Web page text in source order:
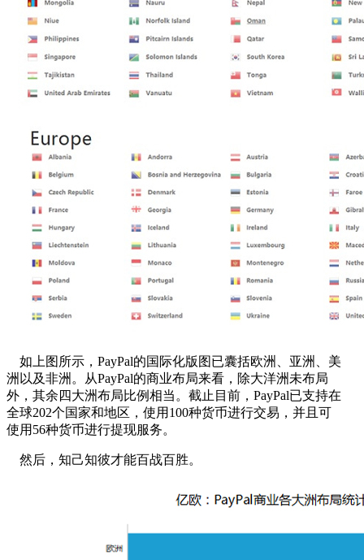
如上图所示，PayPal的国际化版图已囊括欧洲、亚洲、美
洲以及非洲。从PayPal的商业布局来看，除大洋洲未布局
外，其余四大洲布局比例相当。截止目前，PayPal已支持在
全球202个国家和地区，使用100种货币进行交易，并且可
使用56种货币进行提现服务。
然后，知己知彼才能百战百胜。